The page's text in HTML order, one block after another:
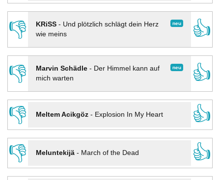
👎
neu
KRiSS- Und plötzlich schlägt dein Herz
wie meins
👍
👎 neu
Marvin Schädle- Der Himmel kann auf
mich warten
👍
👎
Meltem Acikgöz- Explosion In My Heart
👍
👎
Meluntekijä- March of the Dead
👍